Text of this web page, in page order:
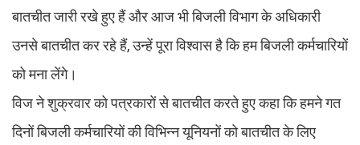
बातचीत जारी रखे हुए हैं और आज भी बिजली विभाग के अधिकारी
उनसे बातचीत कर रहे हैं, उन्हें पूरा विश्वास है कि हम बिजली कर्मचारियों
को मना लेंगे।
विज ने शुक्रवार को पत्रकारों से बातचीत करते हुए कहा कि हमने गत
दिनों बिजली कर्मचारियों की विभिन्न यूनियनों को बातचीत के लिए